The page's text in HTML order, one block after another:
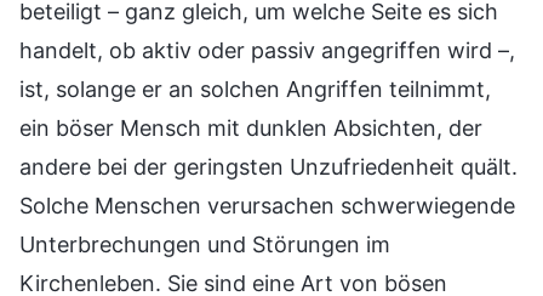
beteiligt – ganz gleich, um welche Seite es sich
handelt, ob aktiv oder passiv angegriffen wird –,
ist, solange er an solchen Angriffen teilnimmt,
ein böser Mensch mit dunklen Absichten, der
andere bei der geringsten Unzufriedenheit quält.
Solche Menschen verursachen schwerwiegende
Unterbrechungen und Störungen im
Kirchenleben. Sie sind eine Art von bösen